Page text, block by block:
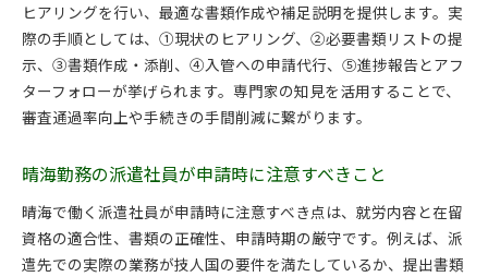
ヒアリングを行い、最適な書類作成や補足説明を提供します。実
際の手順としては、①現状のヒアリング、②必要書類リストの提
示、③書類作成・添削、④入管への申請代行、⑤進捗報告とアフ
ターフォローが挙げられます。専門家の知見を活用することで、
審査通過率向上や手続きの手間削減に繋がります。
晴海勤務の派遣社員が申請時に注意すべきこと
晴海で働く派遣社員が申請時に注意すべき点は、就労内容と在留
資格の適合性、書類の正確性、申請時期の厳守です。例えば、派
遣先での実際の業務が技人国の要件を満たしているか、提出書類